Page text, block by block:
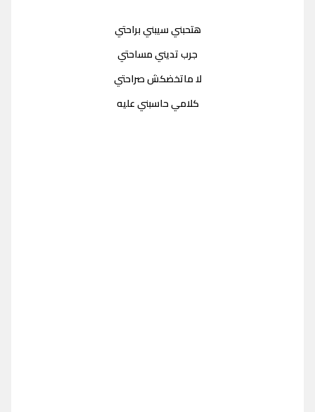
هتحبني سيبني براحتي
جرب تديني مساحتي
لا ماتخضكش صراحتي
كلامي حاسبني عليه